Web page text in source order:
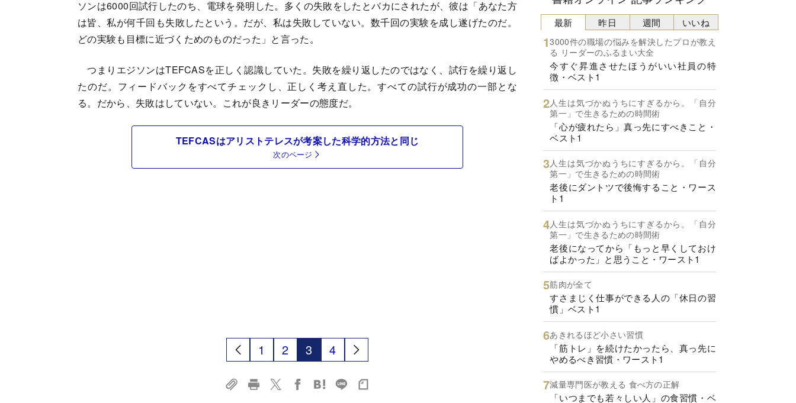
ソンは6000回試行したのち、電球を発明した。多くの失敗をしたとバカにされたが、彼は「あなた方
は皆、私が何千回も失敗したという。だが、私は失敗していない。数千回の実験を成し遂げたのだ。
どの実験も目標に近づくためのものだった」と言った。
つまりエジソンはTEFCASを正しく認識していた。失敗を繰り返したのではなく、試行を繰り返し
たのだ。フィードバックをすべてチェックし、正しく考え直した。すべての試行が成功の一部とな
る。だから、失敗はしていない。これが良きリーダーの態度だ。
TEFCASはアリストテレスが考案した科学的方法と同じ
次のページ
1 2 3 4
最新
3000件の職場の悩みを解決したプロが教え
る リーダーのふるまい大全
今すぐ昇進させたほうがいい社員の特
徴・ベスト1
人生は気づかぬうちにすぎるから。「自分
第一」で生きるための時間術
「心が疲れたら」真っ先にすべきこと・
ベスト1
人生は気づかぬうちにすぎるから。「自分
第一」で生きるための時間術
老後にダントツで後悔すること・ワース
ト1
人生は気づかぬうちにすぎるから。「自分
第一」で生きるための時間術
老後になってから「もっと早くしておけ
ばよかった」と思うこと・ワースト1
筋肉が全て
すさまじく仕事ができる人の「休日の習
慣」ベスト1
あきれるほど小さい習慣
「筋トレ」を続けたかったら、真っ先に
やめるべき習慣・ワースト1
減量専門医が教える 食べ方の正解
「いつまでも若々しい人」の食習慣・ベ
昨日 週間 いいね